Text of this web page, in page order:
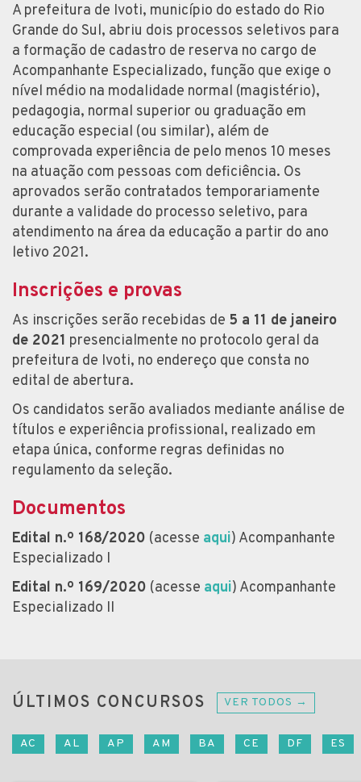
A prefeitura de Ivoti, município do estado do Rio
Grande do Sul, abriu dois processos seletivos para
a formação de cadastro de reserva no cargo de
Acompanhante Especializado, função que exige o
nível médio na modalidade normal (magistério),
pedagogia, normal superior ou graduação em
educação especial (ou similar), além de
comprovada experiência de pelo menos 10 meses
na atuação com pessoas com deficiência. Os
aprovados serão contratados temporariamente
durante a validade do processo seletivo, para
atendimento na área da educação a partir do ano
letivo 2021.
Inscrições e provas
As inscrições serão recebidas de 5 a 11 de janeiro
de 2021 presencialmente no protocolo geral da
prefeitura de Ivoti, no endereço que consta no
edital de abertura.
Os candidatos serão avaliados mediante análise de
títulos e experiência profissional, realizado em
etapa única, conforme regras definidas no
regulamento da seleção.
Documentos
Edital n.º 168/2020 (acesse aqui) Acompanhante
Especializado I
Edital n.º 169/2020 (acesse aqui) Acompanhante
Especializado II
ÚLTIMOS CONCURSOS VER TODOS →
AC AL AP AM BA CE DF ES